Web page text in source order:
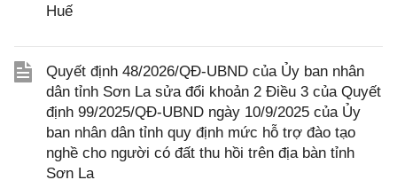
Huế
Quyết định 48/2026/QĐ-UBND của Ủy ban nhân
dân tỉnh Sơn La sửa đổi khoản 2 Điều 3 của Quyết
định 99/2025/QĐ-UBND ngày 10/9/2025 của Ủy
ban nhân dân tỉnh quy định mức hỗ trợ đào tạo
nghề cho người có đất thu hồi trên địa bàn tỉnh
Sơn La